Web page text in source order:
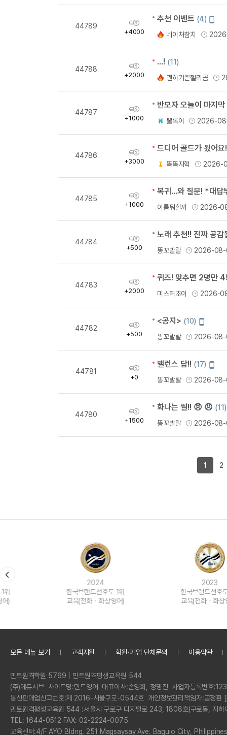
44789
획
득
+4000
추천 이벤트 (4) 모
일
네이처참치
44788
획
득
+2000
...! (11)
괜히기쁜젤리곰
44787
획
득
+1000
반모자 오늘이 마지막
뽈록이 2026-
44786
획
득
+3000
드디어 골드가 됬어요
똑똑지혁 2026-
44785
획
득
+1000
복귀...와 질문! *대답
이름뭐할까 2026-
44784
획
득
+500
노래 추천!! 진짜 공감
똥꼬발랄 2026-
44783
획
득
+2000
퀴즈! 맞추면 2명만
미스터초이 2026-
44782
획
득
+500
<공지> (10) 모
일
똥꼬발랄 2026-
44781
획
득
+0
밸런스 답!! (17) 모
일
똥꼬발랄 2026-
44780
획
득
+1500
화나는 썰!! 😠 😠 (11)
똥꼬발랄
2026-
1 2
한국브랜드선호도 1위
교육(전화ㆍ화상영어)
한국브랜드선호도 1위
교육(전화ㆍ화상영어)
모든 메뉴 보기 고객지원 학원·기업 단체문의 이용약관
정
보
민트원격학원 5769 | 민트원격평생교육원 544
회
사
명
(주)에듀서브 사이트명:민트영어 대표이사:손영희, 정명진 사업자등록번호:
통신판매업신고번호:제 2016-서울구로-0544호 개인정보관리책임자:공정
민트원격평생교육원 544 :서울시 구로구 디지털로 243, 1808호(구로동, 지하
전
화
TEL: 1644-0512 FAX: 02-2224-0075
교육센터:4/F AYO Bldng. 251 Magsaysay Ave. Baguio City,